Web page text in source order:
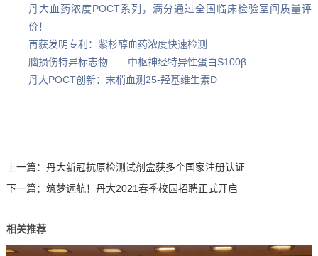
丹大血药浓度POCT系列，满分通过全国临床检验室间质量评
价！
再获发明专利：紫杉醇血药浓度快速检测
脑损伤特异标志物——中枢神经特异性蛋白S100β
丹大POCT创新：末梢血测25-羟基维生素D
上一篇： 丹大新冠抗原检测试剂盒获多个国家注册认证
下一篇： 筑梦远航！丹大2021春季校园招聘正式开启
相关推荐